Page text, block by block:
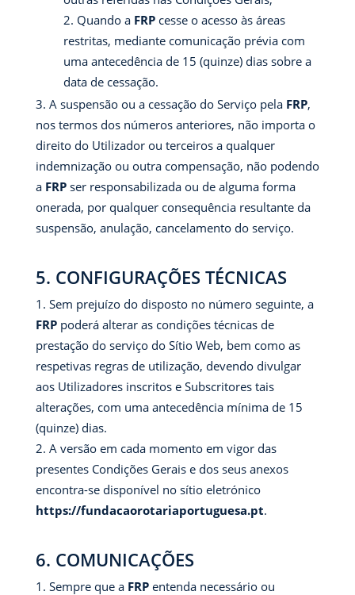
Quando a FRP cesse o acesso às áreas
restritas, mediante comunicação prévia com
uma antecedência de 15 (quinze) dias sobre a
data de cessação.
A suspensão ou a cessação do Serviço pela FRP,
nos termos dos números anteriores, não importa o
direito do Utilizador ou terceiros a qualquer
indemnização ou outra compensação, não podendo
a FRP ser responsabilizada ou de alguma forma
onerada, por qualquer consequência resultante da
suspensão, anulação, cancelamento do serviço.
5. CONFIGURAÇÕES TÉCNICAS
Sem prejuízo do disposto no número seguinte, a
FRPpoderá alterar as condições técnicas de
prestação do serviço do Sítio Web, bem como as
respetivas regras de utilização, devendo divulgar
aos Utilizadores inscritos e Subscritores tais
alterações, com uma antecedência mínima de 15
(quinze) dias.
A versão em cada momento em vigor das
presentes Condições Gerais e dos seus anexos
encontra-se disponível no sítio eletrónico
https://fundacaorotariaportuguesa.pt.
6. COMUNICAÇÕES
Sempre que a FRP entenda necessário ou